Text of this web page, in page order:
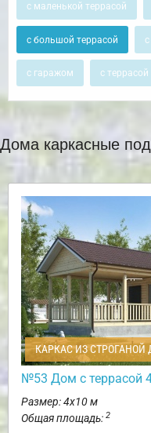
с маленькой террасой
с большой террасой
с гаражом с террасой
Дома каркасные
КАРКАС ИЗ СТРОГАНОЙ
№53 Дом с террасой
Размер: 4х10 м
Общая площадь: 2